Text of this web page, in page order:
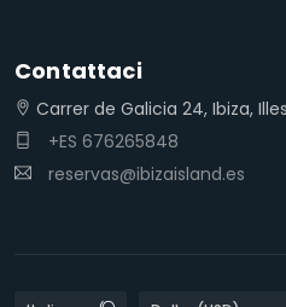
Contattaci
Carrer de Galicia 24, Ibiza,
+ES 676265848
reservas@ibizaisland.es